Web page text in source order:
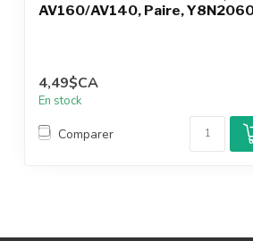
AV160/AV140, Paire,
4,49$CA
En stock
Comparer